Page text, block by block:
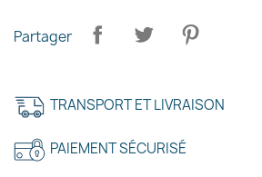
Partager
TRANSPORT ET LIVRAISON
PAIEMENT SÉCURISÉ
Créer une liste d'envies
Nom de la liste d'envies